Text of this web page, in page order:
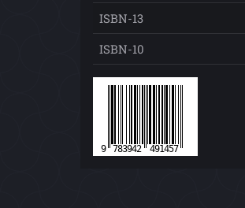
ISBN-13
ISBN-10